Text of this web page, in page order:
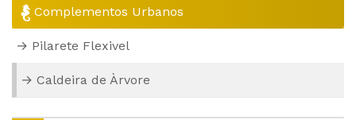
Complementos Urbanos
Pilarete Flexivel
Caldeira de Àrvore